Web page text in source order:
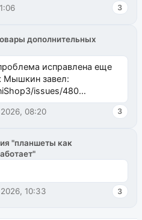
3
дополнительных
исправлена еще
Мышкин завел:
issues/480
issues/481Исправим
08:20 3
"планшеты как
10:33 3